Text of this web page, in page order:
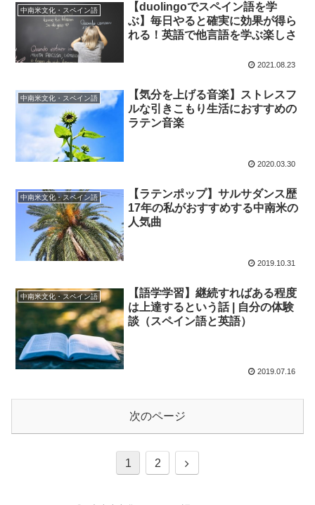
中南米文化・スペイン語
【duolingoでスペイン語を学
ぶ】毎日やると確実に効果が得ら
れる！英語で他言語を学ぶ楽しさ
2021.08.23
中南米文化・スペイン語
【気分を上げる音楽】ストレスフ
ルな引きこもり生活におすすめの
ラテン音楽
2020.03.30
中南米文化・スペイン語
【ラテンポップ】サルサダンス歴
17年の私がおすすめする中南米の
人気曲
2019.10.31
中南米文化・スペイン語
【語学学習】継続すればある程度
は上達するという話 | 自分の体験
談（スペイン語と英語）
2019.07.16
次のページ
1 2